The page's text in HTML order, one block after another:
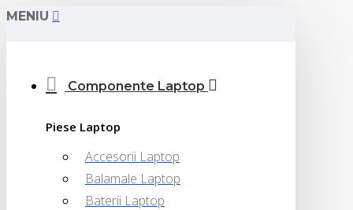
MENIU
Componente Laptop
Piese Laptop
Accesorii Laptop
Balamale Laptop
Baterii Laptop